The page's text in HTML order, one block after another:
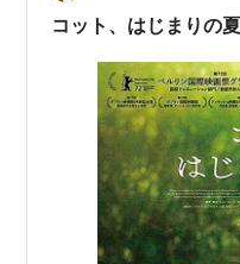
う。コッ…
コット、はじまりの